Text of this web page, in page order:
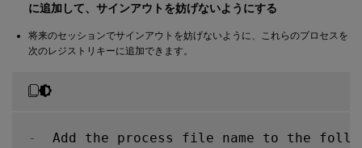
に追加して、サインアウトを妨げないようにする
将来のセッションでサインアウトを妨げないように、これらのプロセスを
次のレジストリキーに追加できます。
-
Add the process file name to the